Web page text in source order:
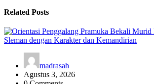
Related Posts
madrasah
Agustus 3, 2026